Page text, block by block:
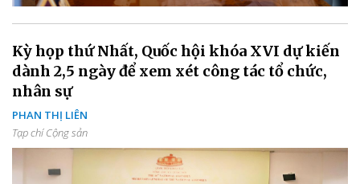
Kỳ họp thứ Nhất, Quốc hội khóa XVI dự kiến
dành 2,5 ngày để xem xét công tác tổ chức,
nhân sự
PHAN THỊ LIÊN
Tạp chí Cộng sản